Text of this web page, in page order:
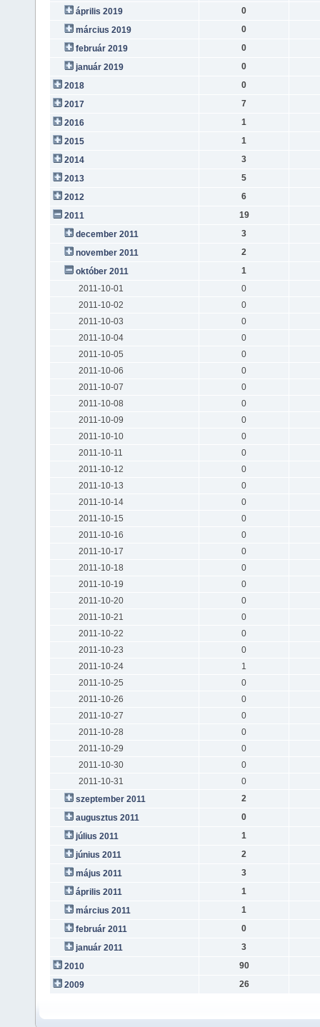
április 2019
0
március 2019
0
február 2019
0
január 2019
0
2018
0
2017
7
2016
1
2015
1
2014
3
2013
5
2012
6
2011
19
december 2011
3
november 2011
2
október 2011
1
2011-10-01
0
2011-10-02
0
2011-10-03
0
2011-10-04
0
2011-10-05
0
2011-10-06
0
2011-10-07
0
2011-10-08
0
2011-10-09
0
2011-10-10
0
2011-10-11
0
2011-10-12
0
2011-10-13
0
2011-10-14
0
2011-10-15
0
2011-10-16
0
2011-10-17
0
2011-10-18
0
2011-10-19
0
2011-10-20
0
2011-10-21
0
2011-10-22
0
2011-10-23
0
2011-10-24
1
2011-10-25
0
2011-10-26
0
2011-10-27
0
2011-10-28
0
2011-10-29
0
2011-10-30
0
2011-10-31
0
szeptember 2011
2
augusztus 2011
0
július 2011
1
június 2011
2
május 2011
3
április 2011
1
március 2011
1
február 2011
0
január 2011
3
2010
90
2009
26